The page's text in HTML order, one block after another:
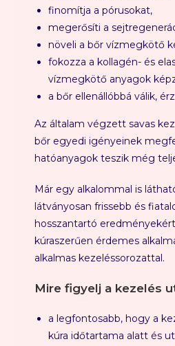
finomítja a pórusokat,
megerősíti a
növeli a bőr vízmegkötő
fokozza a kollagén- és
vízmegkötő anyagok
a bőr ellenállóbbá válik,
Az általam végzett savas
bőr egyedi igényeinek
hatóanyagok teszik még
Már egy alkalommal is
látványosan frissebb és
hosszantartó
kúraszerűen érdemes
alkalmas kezeléssorozattal.
Mire figyelj a kezelés
a legfontosabb, hogy a
kúra időtartama alatt és